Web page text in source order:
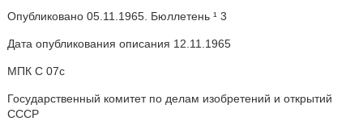
Опубликовано 05.11.1965. Бюллетень ¹ 3
Дата опубликования описания 12.11.1965
МПК С 07с
Государственный комитет по делам изобретений и открытий
СССР